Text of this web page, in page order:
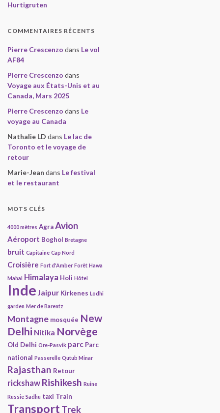
Hurtigruten
COMMENTAIRES RÉCENTS
Pierre Crescenzo dans Le vol
AF84
Pierre Crescenzo dans
Voyage aux États-Unis et au
Canada, Mars 2025
Pierre Crescenzo dans Le
voyage au Canada
Nathalie LD dans Le lac de
Toronto et le voyage de
retour
Marie-Jean dans Le festival
et le restaurant
MOTS CLÉS
4000 mètres AgraAvion
Aéroport Boghol Bretagne
bruit Capitaine Cap Nord
Croisière Fort d'Amber Forêt Hawa
Mahal
Himalaya Holi Hôtel
Inde Jaipur Kirkenes Lodhi
garden Mer de Barentz
Montagne mosquée New
Delhi Nitika Norvège
Old Delhi Ore-Pasvik parc Parc
national Passerelle Qutub Minar
Rajasthan Retour
rickshaw Rishikesh Ruine
Russie Sadhu taxi Train
Transport Trek